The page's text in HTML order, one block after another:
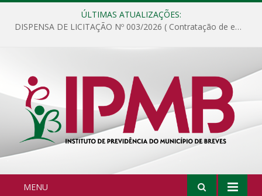
ÚLTIMAS ATUALIZAÇÕES:
DISPENSA DE LICITAÇÃO Nº 003/2026 ( Contratação de empresa para fornecimento de gêneros alimentícios não perecíveis, materiais de expediente, descartáveis, copa e cozinha, para análise e posterior publicação.)
MENU